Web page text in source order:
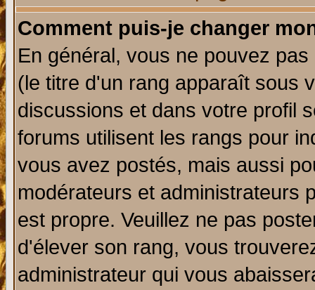
Comment puis-je changer
En général, vous ne pouvez
(le titre d'un rang apparaît sous
discussions et dans votre profil
forums utilisent les rangs pour
vous avez postés, mais aussi
modérateurs et administrateurs
est propre. Veuillez ne pas
d'élever son rang, vous
administrateur qui vous